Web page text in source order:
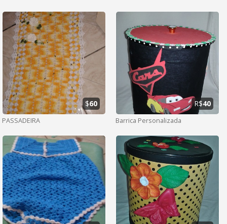
PASSADEIRA
$60
Barrica Personalizada
R$40